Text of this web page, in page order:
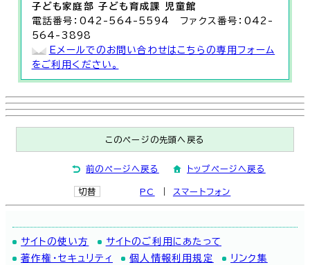
子ども家庭部 子ども育成課 児童館
電話番号：042-564-5594 ファクス番号：042-
564-3898
Eメールでのお問い合わせはこちらの専用フォーム
をご利用ください。
このページの先頭へ戻る
前のページへ戻る トップページへ戻る
切替 PC スマートフォン
サイトの使い方
サイトのご利用にあたって
著作権・セキュリティ
個人情報利用規定 リンク集